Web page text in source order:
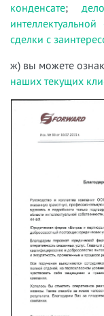
конденсате;
интеллектуальной
сделки с
ж) вы можете
наших текущих